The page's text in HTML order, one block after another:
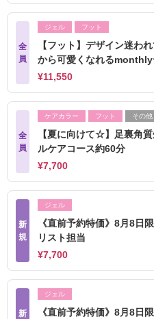
全
員
ジェル フット
【フット】デザイン迷わ
から可愛くなれるmonthly
¥11,550
全
員
ケアカラー フット その他
【夏に向けて☆】足裏角
ルケアコース約60分
¥7,700
新
規
ジェル
《直前予約特価》8月8日
リスト担当
¥7,700
新
ジェル
《直前予約特価》8月8日